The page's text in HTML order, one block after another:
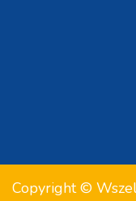
Copyright ©